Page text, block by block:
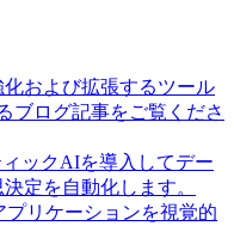
および拡張するツール
ブログ記事をご覧くださ
ックAIを導入してデー
定を自動化します。
プリケーションを視覚的